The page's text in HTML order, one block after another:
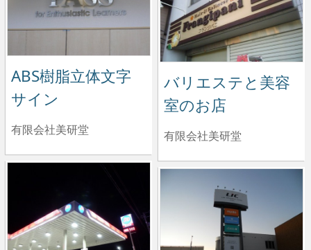
ABS樹脂立体文字
サイン
有限会社美研堂
バリエステと美容
室のお店
有限会社美研堂